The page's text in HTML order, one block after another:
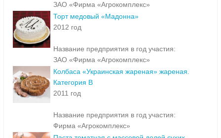
ЗАО «Фирма «Агрокомплекс»
Торт медовый «Мадонна»
2012 год
Название предприятия в год участия:
ЗАО «Фирма «Агрокомплекс»
Колбаса «Украинская жареная» жареная.
Категория В
2011 год
Название предприятия в год участия:
Фирма «Агрокомплекс»